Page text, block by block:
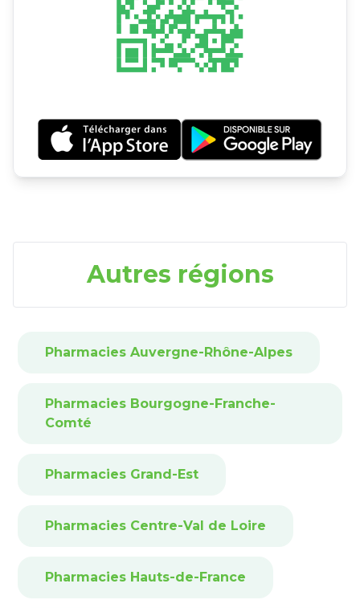
Autres régions
Pharmacies Auvergne-Rhône-Alpes
Pharmacies Bourgogne-Franche-
Comté
Pharmacies Grand-Est
Pharmacies Centre-Val de Loire
Pharmacies Hauts-de-France